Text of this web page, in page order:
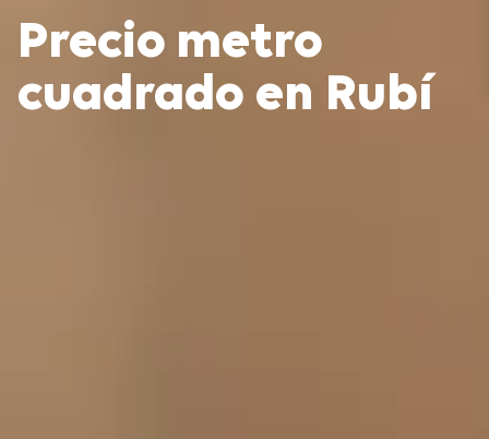
Precio metro
cuadrado en Rubí